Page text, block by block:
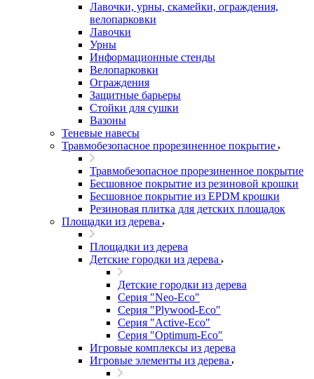
Лавочки, урны, скамейки, ограждения,
велопарковки
Лавочки
Урны
Информационные стенды
Велопарковки
Ограждения
Защитные барьеры
Стойки для сушки
Вазоны
Теневые навесы
Травмобезопасное прорезиненное покрытие
Травмобезопасное прорезиненное покрытие
Бесшовное покрытие из резиновой крошки
Бесшовное покрытие из EPDM крошки
Резиновая плитка для детских площадок
Площадки из дерева
Площадки из дерева
Детские городки из дерева
Детские городки из дерева
Серия "Neo-Eco"
Серия "Plywood-Eco"
Серия "Active-Eco"
Серия "Оptimum-Еco"
Игровые комплексы из дерева
Игровые элементы из дерева